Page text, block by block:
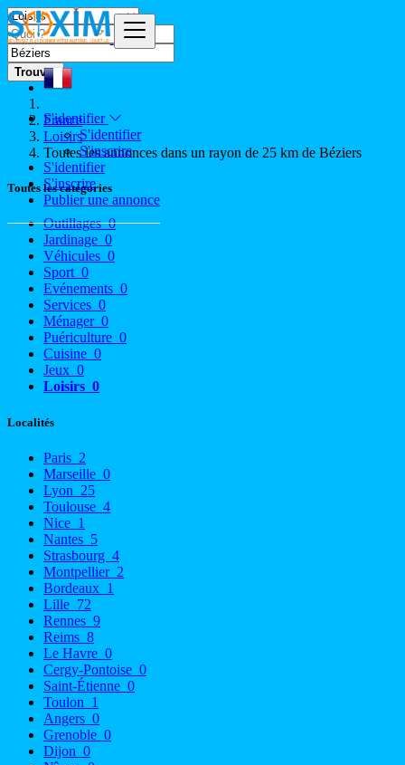
S'identifier
S'identifier
S'inscrire
S'identifier
S'inscrire
Publier une annonce
Trouver
France
Loisirs
Toutes les annonces dans un rayon de 25 km de Béziers
Toutes les catégories
Outillages0
Jardinage 0
Véhicules 0
Sport 0
Evénements 0
Services 0
Ménager 0
Puériculture 0
Cuisine 0
Jeux 0
Loisirs 0
Localités
Paris 2
Marseille 0
Lyon 25
Toulouse 4
Nice 1
Nantes 5
Strasbourg 4
Montpellier 2
Bordeaux 1
Lille 72
Rennes 9
Reims 8
Le Havre 0
Cergy-Pontoise 0
Saint-Étienne 0
Toulon 1
Angers 0
Grenoble 0
Dijon 0